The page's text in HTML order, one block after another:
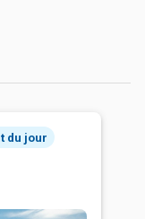
du jour